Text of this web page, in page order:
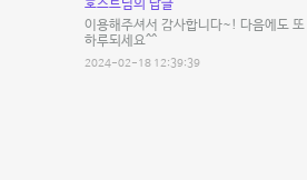
호스트님의 답글
이용해주셔서 감사합니다~! 다음에도
하루되세요^^
2024-02-18 12:39:39